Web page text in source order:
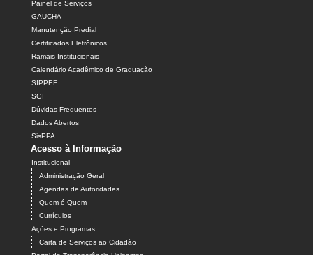
Painel de Serviços
GAUCHA
Manutenção Predial
Certificados Eletrônicos
Ramais Institucionais
Calendário Acadêmico de Graduação
SIPPEE
SGI
Dúvidas Frequentes
Dados Abertos
SisPPA
Acesso à Informação
Institucional
Administração Geral
Agendas de Autoridades
Quem é Quem
Currículos
Ações e Programas
Carta de Serviços ao Cidadão